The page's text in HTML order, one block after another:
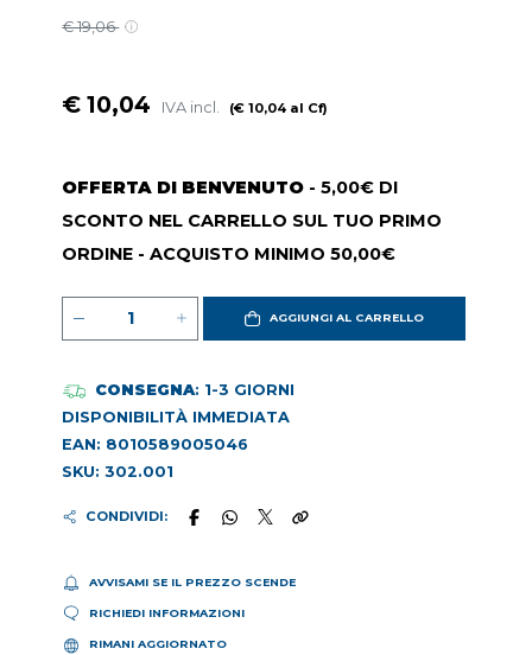
€ 19,06
€ 10,04 IVA incl. (€ 10,04 al Cf)
OFFERTA DI BENVENUTO - 5,00€ DI
SCONTO NEL CARRELLO SUL TUO PRIMO
ORDINE - ACQUISTO MINIMO 50,00€
AGGIUNGI AL CARRELLO
CONSEGNA: 1-3 GIORNI
DISPONIBILITÀ IMMEDIATA
EAN: 8010589005046
SKU: 302.001
CONDIVIDI:
AVVISAMI SE IL PREZZO SCENDE
RICHIEDI INFORMAZIONI
RIMANI AGGIORNATO